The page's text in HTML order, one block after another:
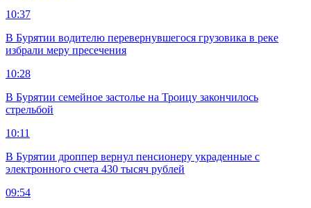
10:37
В Бурятии водителю перевернувшегося грузовика в реке
избрали меру пресечения
10:28
В Бурятии семейное застолье на Троицу закончилось
стрельбой
10:11
В Бурятии дроппер вернул пенсионеру украденные с
электронного счета 430 тысяч рублей
09:54